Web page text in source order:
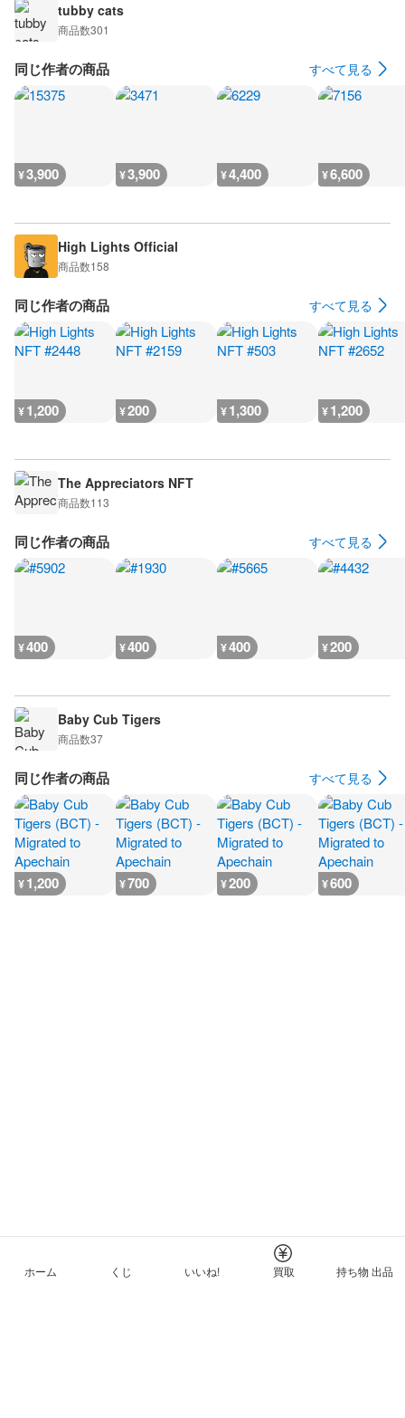
tubby cats
商品数301
同じ作者の商品 すべて見る
¥3,900 ¥3,900 ¥4,400 ¥6,600
High Lights Official
商品数158
同じ作者の商品 すべて見る
¥1,200 ¥200 ¥1,300 ¥1,200
The Appreciators NFT
商品数113
同じ作者の商品 すべて見る
¥400 ¥400 ¥400 ¥200
Baby Cub Tigers
商品数37
同じ作者の商品 すべて見る
¥1,200 ¥700 ¥200 ¥600
ホーム くじ いいね! 買取 持ち物 出品